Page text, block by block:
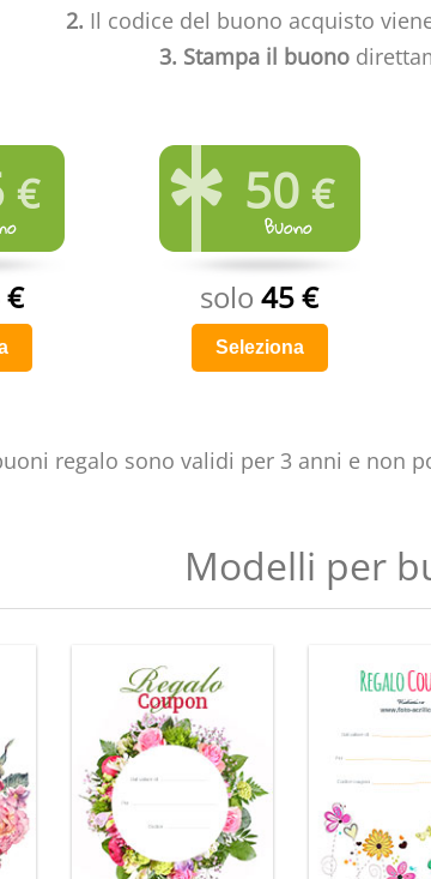
2. Il codice del buono acquisto
3. Stampa il buono
€
€
50 €
solo45 €
Seleziona
regalo sono validi per 3 anni e non
Modelli per